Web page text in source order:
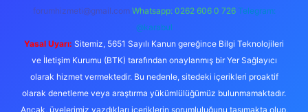
forumhizmeti@gmail.com Whatsapp: 0262 606 0 726 Telegram:
@karabul
Yasal Uyarı: Sitemiz, 5651 Sayılı Kanun gereğince Bilgi Teknolojileri
ve İletişim Kurumu (BTK) tarafından onaylanmış bir Yer Sağlayıcı
olarak hizmet vermektedir. Bu nedenle, sitedeki içerikleri proaktif
olarak denetleme veya araştırma yükümlülüğümüz bulunmamaktadır.
Ancak, üyelerimiz yazdıkları içeriklerin sorumluluğunu taşımakta olup,